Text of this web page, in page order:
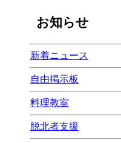
お知らせ
新着ニュース
自由掲示板
料理教室
脱北者支援